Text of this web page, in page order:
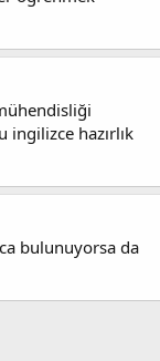
ingilizce hazırlık
bulunuyorsa da